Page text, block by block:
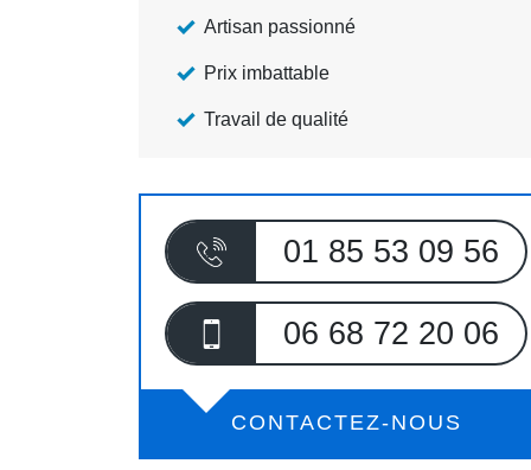
Artisan passionné
Prix imbattable
Travail de qualité
01 85 53 09 56
06 68 72 20 06
CONTACTEZ-NOUS